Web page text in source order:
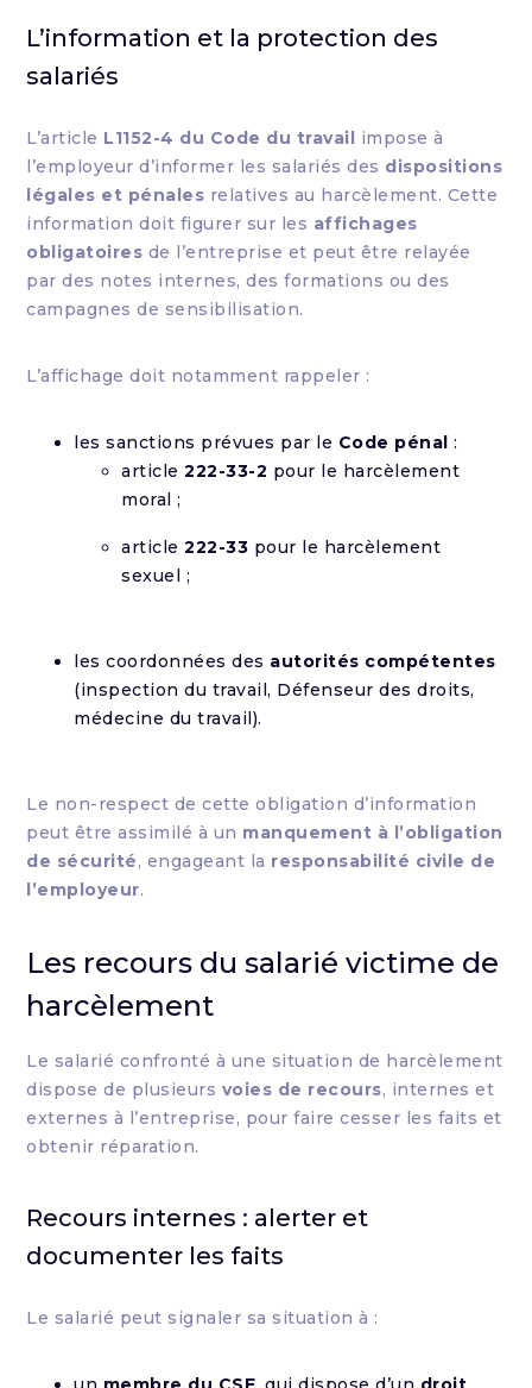
L’information et la protection des
salariés
L’article L1152-4 du Code du travail impose à
l’employeur d’informer les salariés des dispositions
légales et pénales relatives au harcèlement. Cette
information doit figurer sur les affichages
obligatoires de l’entreprise et peut être relayée
par des notes internes, des formations ou des
campagnes de sensibilisation.
L’affichage doit notamment rappeler :
les sanctions prévues par le Code pénal :
article222-33-2 pour le harcèlement
moral ;
article222-33 pour le harcèlement
sexuel ;
les coordonnées des autorités compétentes
(inspection du travail, Défenseur des droits,
médecine du travail).
Le non-respect de cette obligation d’information
peut être assimilé à un manquement à l’obligation
de sécurité, engageant la responsabilité civile de
l’employeur.
Les recours du salarié victime de
harcèlement
Le salarié confronté à une situation de harcèlement
dispose de plusieurs voies de recours, internes et
externes à l’entreprise, pour faire cesser les faits et
obtenir réparation.
Recours internes : alerter et
documenter les faits
Le salarié peut signaler sa situation à :